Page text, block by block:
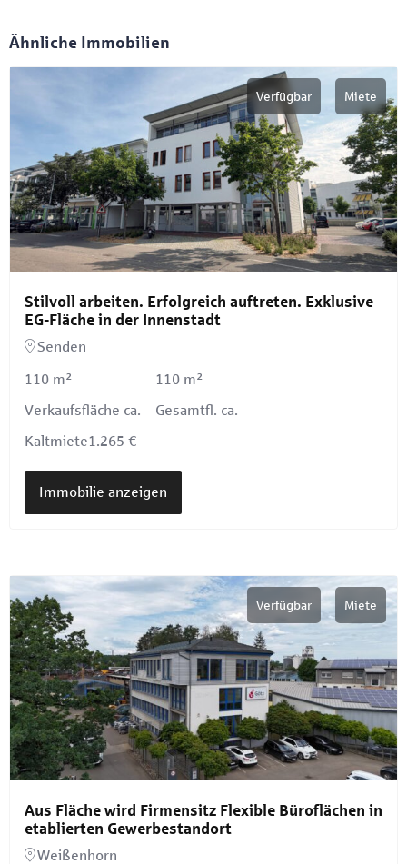
Ähnliche Immobilien
Verfügbar Miete
Stilvoll arbeiten. Erfolgreich auftreten. Exklusive
EG-Fläche in der Innenstadt
Senden
110 m²
Verkaufsfläche ca.
110 m²
Gesamtfl. ca.
Kaltmiete1.265 €
Immobilie anzeigen
Verfügbar Miete
Aus Fläche wird Firmensitz Flexible Büroflächen in
etablierten Gewerbestandort
Weißenhorn